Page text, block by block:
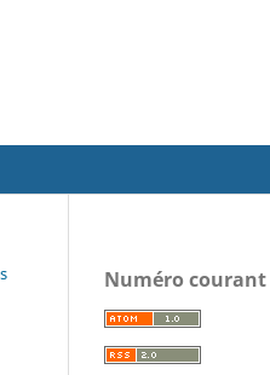
Numéro courant